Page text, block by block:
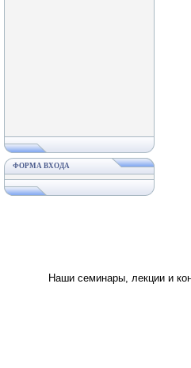
ФОРМА ВХОДА
Наши семинары, лекции и